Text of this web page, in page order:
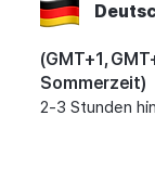
(GMT+1,
Sommerzeit)
2-3 Stunden